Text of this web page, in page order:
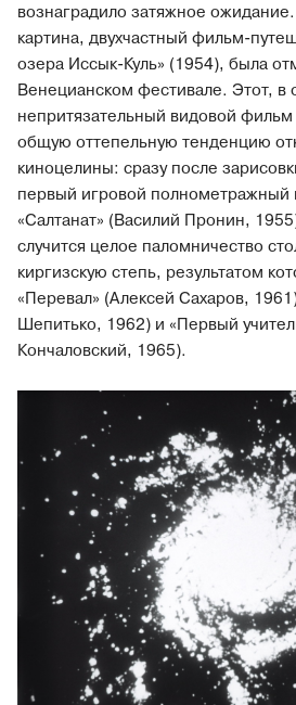
вознаградило затяжное
картина, двухчастный фильм-
озера Иссык-Куль» (1954), была
Венецианском фестивале. Этот,
непритязательный видовой фильм
общую оттепельную тенденцию
киноцелины: сразу после
первый игровой полнометражный
«Салтанат» (Василий Пронин,
случится целое паломничество
киргизскую степь, результатом
«Перевал» (Алексей Сахаров,
Шепитько, 1962) и «Первый
Кончаловский, 1965).